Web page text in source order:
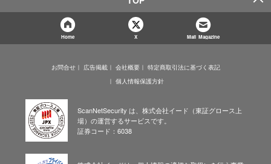
Home X Mail Magazine
お問合せ 広告掲載 会社概要
特定商取引法に基づく表記
個人情報保護方針
ScanNetSecurity は、株式会社イード（東証グロース上
場）の運営するサービスです。
証券コード：6038